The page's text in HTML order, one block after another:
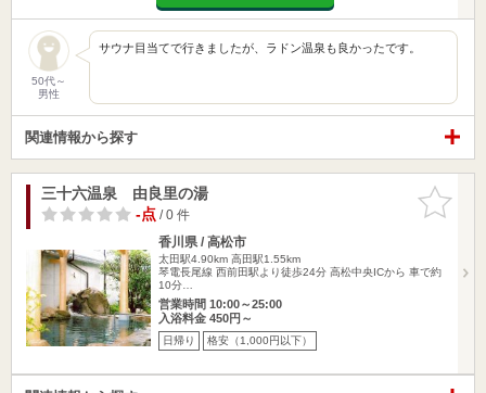
50代～
男性
サウナ目当てで行きましたが、ラドン温泉も良かったです。
関連情報から探す
お気に入
りに追加
三十六温泉 由良里の湯
-点/ 0 件
香川県 / 高松市
太田駅4.90km 高田駅1.55km
琴電長尾線 西前田駅より徒歩24分 高松中央ICから 車で約
10分…
営業時間 10:00～25:00
入浴料金 450円～
日帰り 格安（1,000円以下）